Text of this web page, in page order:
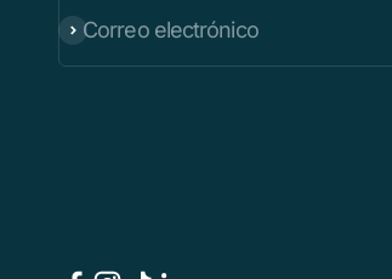
Correo electrónico
Suscribirse